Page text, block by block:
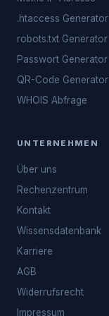
.htaccess Generator
robots.txt Generator
Passwort Generator
QR-Code Generator
WHOIS Abfrage
UNTERNEHMEN
Über uns
Rechenzentrum
Kontakt
Wissensdatenbank
Karriere
AGB
Widerrufsrecht
Impressum